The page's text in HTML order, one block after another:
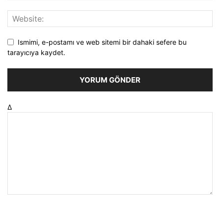
Ismimi, e-postamı ve web sitemi bir dahaki sefere bu
tarayıcıya kaydet.
Δ